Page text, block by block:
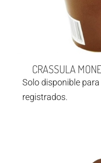
CRASSULA
Solo disponible
registrados.